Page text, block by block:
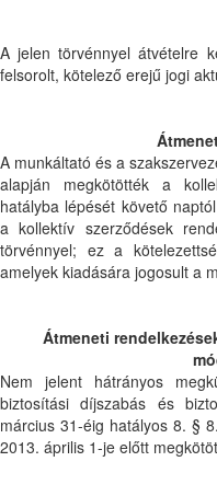
A jelen törvénnyel átvételre
felsorolt, kötelező erejű jogi
A munkáltató és a
alapján megkötötték a
hatályba lépését követő
a kollektív szerződések
törvénnyel; ez a
amelyek kiadására jogosult a
Átmeneti
Nem jelent hátrányos
biztosítási díjszabás és
március 31-éig hatályos 8. §
2013. április 1-je előtt